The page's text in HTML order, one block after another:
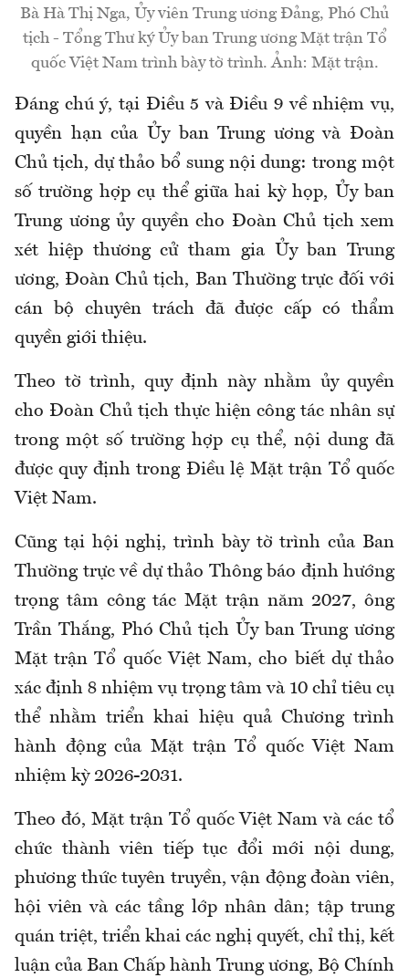
Bà Hà Thị Nga, Ủy viên Trung ương Đảng, Phó Chủ
tịch - Tổng Thư ký Ủy ban Trung ương Mặt trận Tổ
quốc Việt Nam trình bày tờ trình. Ảnh: Mặt trận.
Đáng chú ý, tại Điều 5 và Điều 9 về nhiệm vụ,
quyền hạn của Ủy ban Trung ương và Đoàn
Chủ tịch, dự thảo bổ sung nội dung: trong một
số trường hợp cụ thể giữa hai kỳ họp, Ủy ban
Trung ương ủy quyền cho Đoàn Chủ tịch xem
xét hiệp thương cử tham gia Ủy ban Trung
ương, Đoàn Chủ tịch, Ban Thường trực đối với
cán bộ chuyên trách đã được cấp có thẩm
quyền giới thiệu.
Theo tờ trình, quy định này nhằm ủy quyền
cho Đoàn Chủ tịch thực hiện công tác nhân sự
trong một số trường hợp cụ thể, nội dung đã
được quy định trong Điều lệ Mặt trận Tổ quốc
Việt Nam.
Cũng tại hội nghị, trình bày tờ trình của Ban
Thường trực về dự thảo Thông báo định hướng
trọng tâm công tác Mặt trận năm 2027, ông
Trần Thắng, Phó Chủ tịch Ủy ban Trung ương
Mặt trận Tổ quốc Việt Nam, cho biết dự thảo
xác định 8 nhiệm vụ trọng tâm và 10 chỉ tiêu cụ
thể nhằm triển khai hiệu quả Chương trình
hành động của Mặt trận Tổ quốc Việt Nam
nhiệm kỳ 2026-2031.
Theo đó, Mặt trận Tổ quốc Việt Nam và các tổ
chức thành viên tiếp tục đổi mới nội dung,
phương thức tuyên truyền, vận động đoàn viên,
hội viên và các tầng lớp nhân dân; tập trung
quán triệt, triển khai các nghị quyết, chỉ thị, kết
luận của Ban Chấp hành Trung ương, Bộ Chính